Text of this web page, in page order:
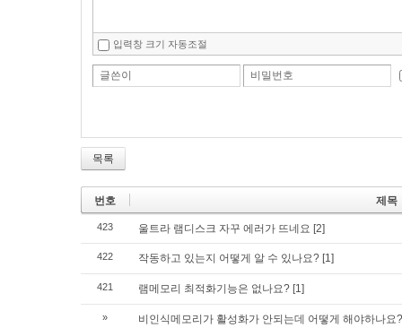
입력창 크기 자동조절
글쓴이 비밀번호
목록
번호 제목
423 울트라 램디스크 자꾸 에러가 뜨네요 [2]
422 작동하고 있는지 어떻게 알 수 있나요? [1]
421 램메모리 최적화기능은 없나요? [1]
» 비인식메모리가 활성화가 안되는데 어떻게 해야하나요?